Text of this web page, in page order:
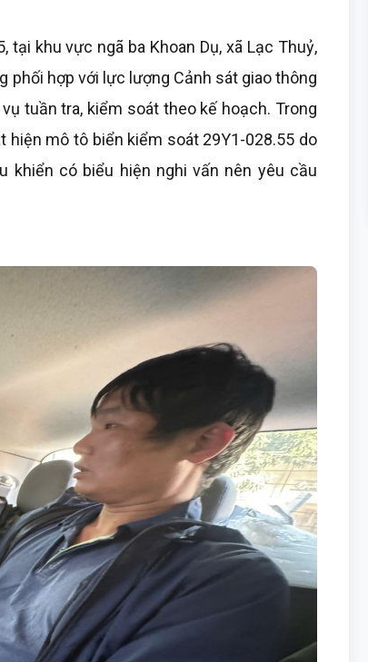
khu vực ngã ba Khoan Dụ, xã Lạc Thuỷ,
phối hợp với lực lượng Cảnh sát giao thông
tuần tra, kiểm soát theo kế hoạch. Trong
hiện mô tô biển kiểm soát 29Y1-028.55 do
khiển có biểu hiện nghi vấn nên yêu cầu